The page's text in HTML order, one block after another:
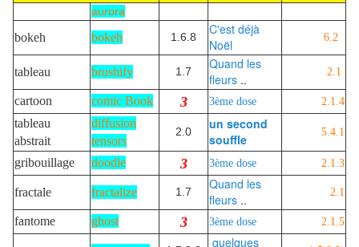
aurora
bokeh bokeh 1.6.8
C'est déjà
Noël
6.2
tableau brushify 1.7
Quand les
fleurs .. 2.1
cartoon comic Book 3 3ème dose 2.1.4
tableau
abstrait
diffusion
tensors
2.0
un second
souffle
5.4.1
gribouillage doodle 3 3ème dose 2.1.3
fractale fractalize 1.7
Quand les
fleurs .. 2.1
fantome ghost 3 3ème dose 2.1.5
quelques